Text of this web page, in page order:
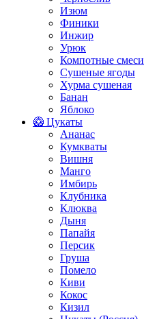
Изюм
Финики
Инжир
Урюк
Компотные смеси
Сушеные ягоды
Хурма сушеная
Банан
Яблоко
🥝 Цукаты
Ананас
Кумкваты
Вишня
Манго
Имбирь
Клубника
Клюква
Дыня
Папайя
Персик
Груша
Помело
Киви
Кокос
Кизил